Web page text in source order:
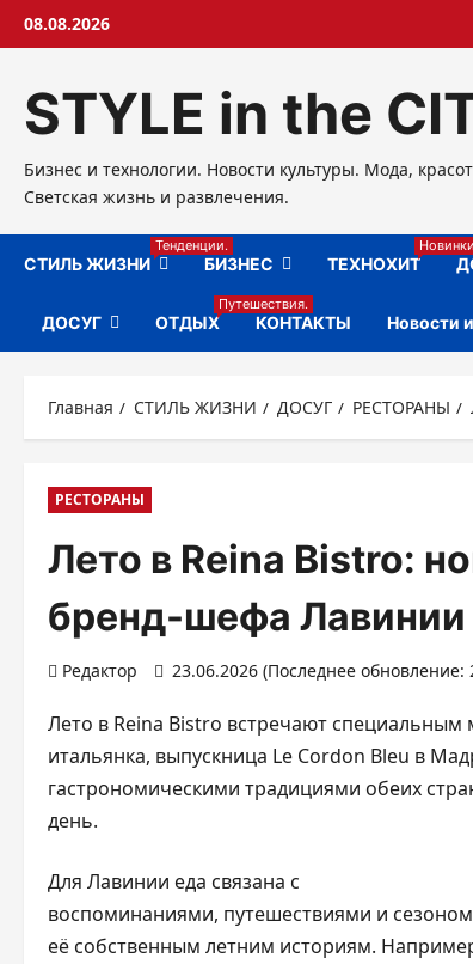
Перейти
08.08.2026
STYLE in the
Бизнес и технологии. Новости культуры. Мода,
Светская жизнь и развлечения.
СТИЛЬ ЖИЗНИ
Тенденции.
БИЗНЕС ТЕХНОХИТ
Новинки
ДОСУГ ОТДЫХ
Путешествия.
КОНТАКТЫ Новости
Главная СТИЛЬ ЖИЗНИ ДОСУГ РЕСТОРАНЫ
РЕСТОРАНЫ
Лето в Reina Bistro:
бренд-шефа Лавинии
Редактор 23.06.2026 (Последнее обновление:
Лето в Reina Bistro встречают
итальянка, выпускница Le Cordon Bleu в
гастрономическими традициями обеих
день.
Для Лавинии еда связана с
воспоминаниями, путешествиями и
её собственным летним историям.